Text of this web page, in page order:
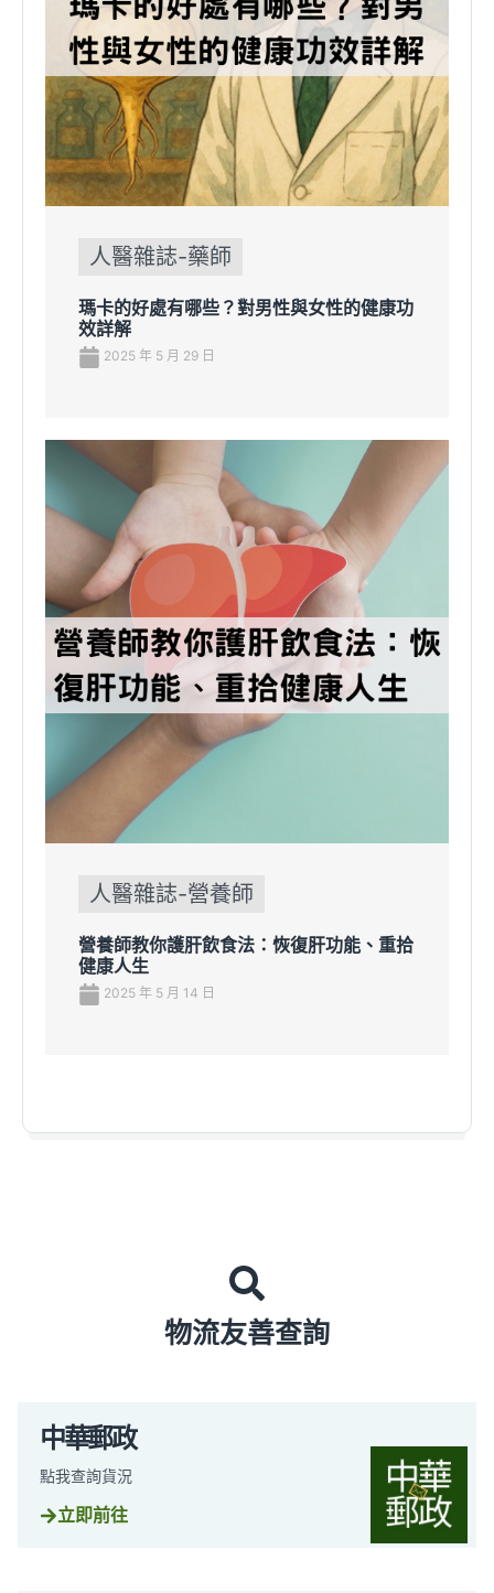
人醫雜誌-藥師
瑪卡的好處有哪些？對男性與女性的健康功
效詳解
2025 年 5 月 29 日
人醫雜誌-營養師
營養師教你護肝飲食法：恢復肝功能、重拾
健康人生
2025 年 5 月 14 日
物流友善查詢
中華郵政
點我查詢貨況
立即前往